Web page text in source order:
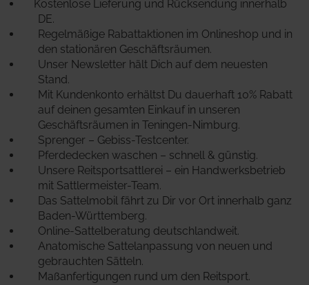
Kostenlose Lieferung und Rücksendung innerhalb
DE.
Regelmäßige Rabattaktionen im Onlineshop und in
den stationären Geschäftsräumen.
Unser Newsletter hält Dich auf dem neuesten
Stand.
Mit Kundenkonto erhältst Du dauerhaft 10% Rabatt
auf deinen gesamten Einkauf in unseren
Geschäftsräumen in Teningen-Nimburg.
Sprenger – Gebiss-Testcenter.
Pferdedecken waschen – schnell & günstig.
Unsere Reitsportsattlerei – ein Handwerksbetrieb
mit Sattlermeister-Team.
Das Sattelmobil fährt zu Dir vor Ort innerhalb ganz
Baden-Württemberg.
Online-Sattelberatung deutschlandweit.
Anatomische Sattelanpassung von neuen und
gebrauchten Sätteln.
Maßanfertigungen rund um den Reitsport.